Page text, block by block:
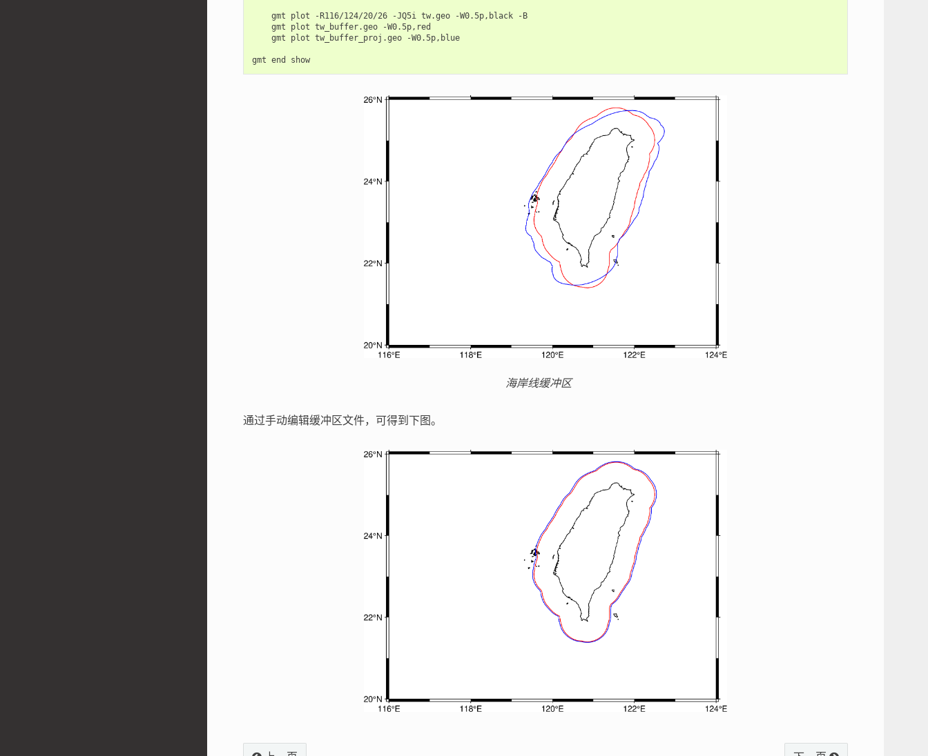
gmt plot -R116/124/20/26 -JQ5i tw.geo -W0.5p,black
-B
gmt
plot tw_buffer.geo
gmt
plot tw_buffer_proj.geo -W0.5p,blue
gmt end show
海岸线缓冲区
通过手动编辑缓冲区文件，可得到下图。